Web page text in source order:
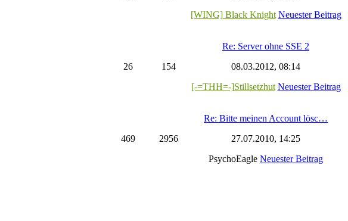
[WING] Black Knight Neuester Beitrag
26 154
Re: Server ohne SSE 2
08.03.2012, 08:14
[-=THH=-]Stillsetzhut Neuester Beitrag
469 2956
Re: Bitte meinen Account lösc…
27.07.2010, 14:25
PsychoEagle Neuester Beitrag